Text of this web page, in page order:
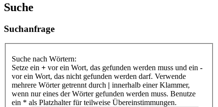
Suche
Suchanfrage
Suche nach Wörtern:
Setze ein + vor ein Wort, das gefunden werden muss und ein -
vor ein Wort, das nicht gefunden werden darf. Verwende
mehrere Wörter getrennt durch | innerhalb einer Klammer,
wenn nur eines der Wörter gefunden werden muss. Benutze
ein * als Platzhalter für teilweise Übereinstimmungen.